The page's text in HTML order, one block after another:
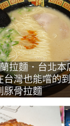
拉麵．台北
台灣也能嚐的
豚骨拉麵